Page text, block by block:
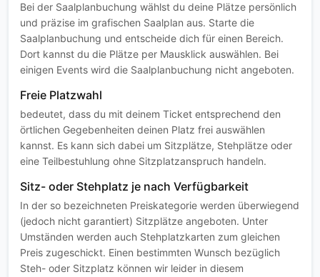
Bei der Saalplanbuchung wählst du deine Plätze persönlich
und präzise im grafischen Saalplan aus. Starte die
Saalplanbuchung und entscheide dich für einen Bereich.
Dort kannst du die Plätze per Mausklick auswählen. Bei
einigen Events wird die Saalplanbuchung nicht angeboten.
Freie Platzwahl
bedeutet, dass du mit deinem Ticket entsprechend den
örtlichen Gegebenheiten deinen Platz frei auswählen
kannst. Es kann sich dabei um Sitzplätze, Stehplätze oder
eine Teilbestuhlung ohne Sitzplatzanspruch handeln.
Sitz- oder Stehplatz je nach Verfügbarkeit
In der so bezeichneten Preiskategorie werden überwiegend
(jedoch nicht garantiert) Sitzplätze angeboten. Unter
Umständen werden auch Stehplatzkarten zum gleichen
Preis zugeschickt. Einen bestimmten Wunsch bezüglich
Steh- oder Sitzplatz können wir leider in diesem